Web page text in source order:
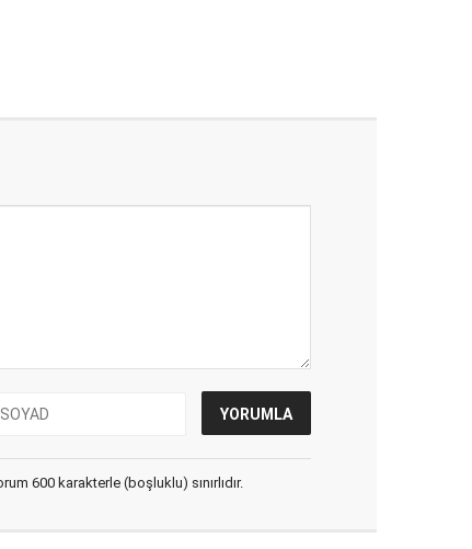
600 karakterle (boşluklu) sınırlıdır.